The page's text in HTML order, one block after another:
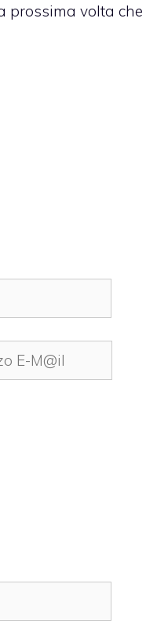
prossima volta che